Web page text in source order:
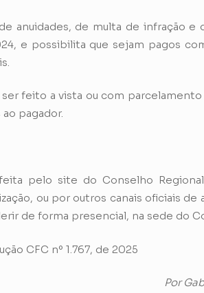
anuidades, de multa de infração e
e possibilita que sejam pagos
feito a vista ou com
pagador.
pelo site do Conselho
ou por outros canais oficiais
de forma presencial, na sede do
CFC nº 1.767, de 2025
Por